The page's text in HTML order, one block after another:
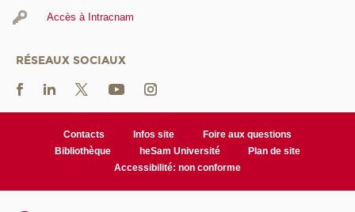
Accès à Intracnam
RÉSEAUX SOCIAUX
Contacts Infos site
Foire aux questions
Bibliothèque
heSam Université
Plan de site
Accessibilité: non conforme